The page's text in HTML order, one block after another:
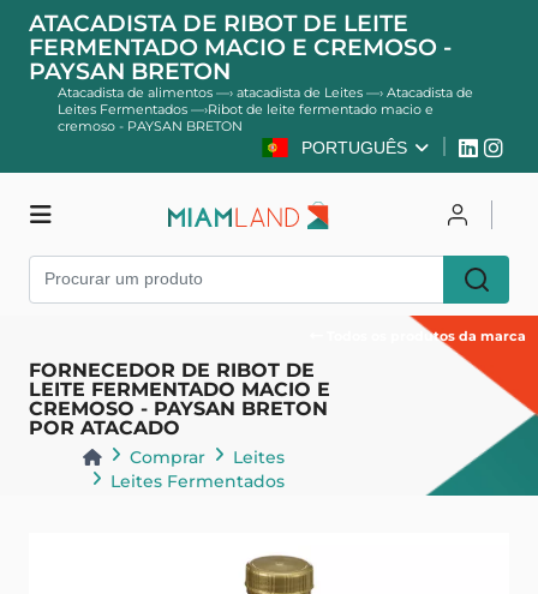
ATACADISTA DE RIBOT DE LEITE
FERMENTADO MACIO E CREMOSO -
PAYSAN BRETON
Atacadista de alimentos —› atacadista de Leites —› Atacadista de
Leites Fermentados —›Ribot de leite fermentado macio e
cremoso - PAYSAN BRETON
PORTUGUÊS
FORNECEDOR DE RIBOT DE
LEITE FERMENTADO MACIO E
CREMOSO - PAYSAN BRETON
POR ATACADO
Comprar
Leites
Leites Fermentados
Todos os produtos da marca
Entrar
Cadastre-se